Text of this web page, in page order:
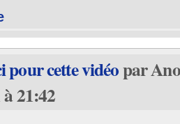
pour cette vidéopar
21:42